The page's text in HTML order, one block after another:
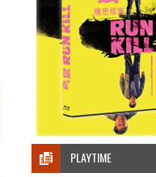
PLAYTIME